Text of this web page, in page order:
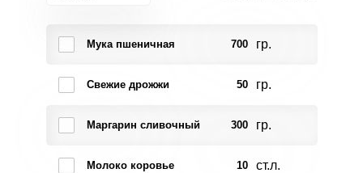
Мука пшеничная 700 гр.
Свежие дрожжи 50 гр.
Маргарин сливочный 300 гр.
Молоко коровье 10 ст.л.